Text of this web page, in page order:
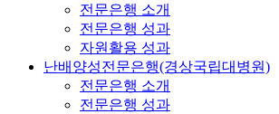
전문은행 소개
전문은행 성과
자원활용 성과
난배양성전문은행(경상국립대병원)
전문은행 소개
전문은행 성과